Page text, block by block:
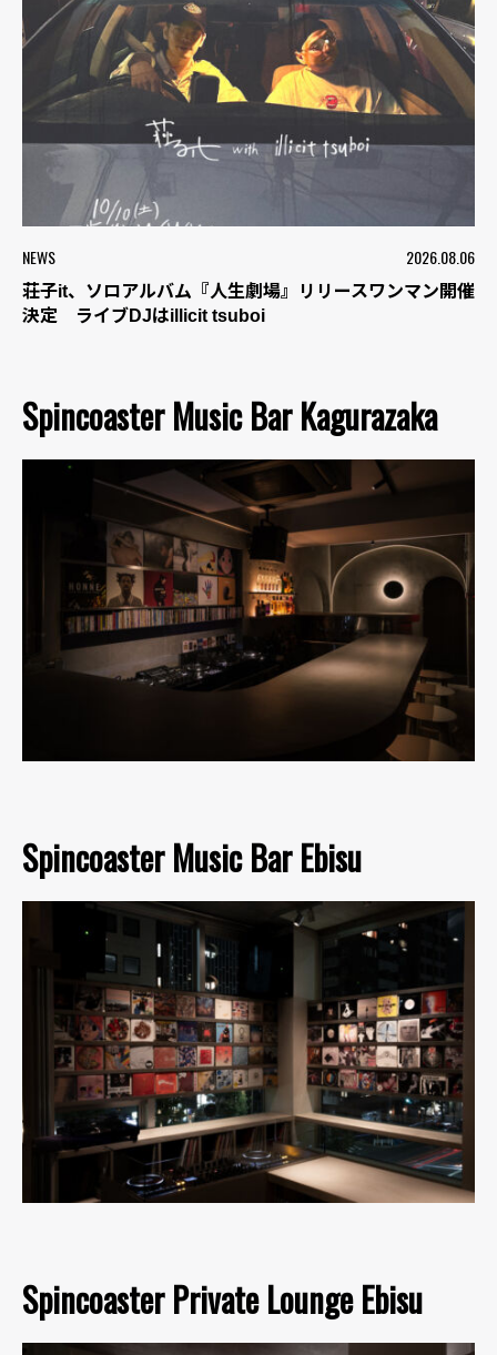
NEWS 2026.08.06
荘子it、ソロアルバム『人生劇場』リリースワンマン開催
決定 ライブDJはillicit tsuboi
Spincoaster Music Bar Kagurazaka
Spincoaster Music Bar Ebisu
Spincoaster Private Lounge Ebisu